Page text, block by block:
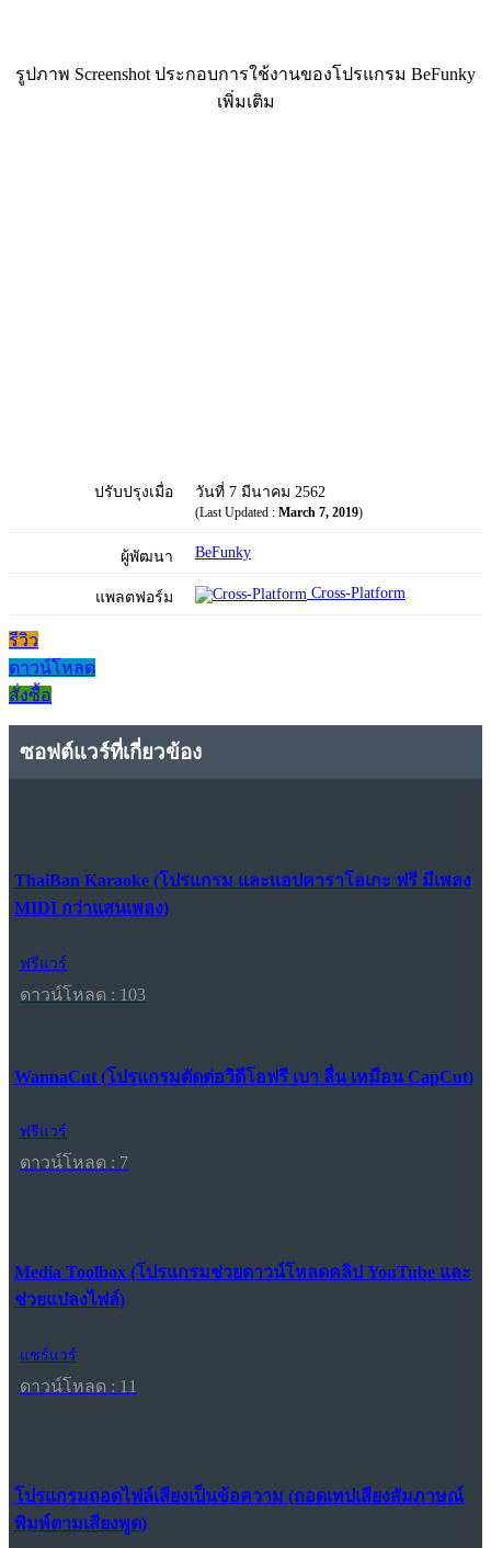
รูปภาพ Screenshot ประกอบการใช้งานของโปรแกรม BeFunky
เพิ่มเติม
ปรับปรุงเมื่อ วันที่ 7 มีนาคม 2562
(Last Updated : March 7, 2019)
ผู้พัฒนา BeFunky
แพลตฟอร์ม Cross-Platform
รีวิว
ดาวน์โหลด
สั่งซื้อ
ซอฟต์แวร์ที่เกี่ยวข้อง
ThaiBan Karaoke (โปรแกรม และแอปคาราโอเกะ ฟรี มีเพลง
MIDI กว่าแสนเพลง)
ฟรีแวร์
ดาวน์โหลด : 103
WannaCut (โปรแกรมตัดต่อวิดีโอฟรี เบา ลื่น เหมือน CapCut)
ฟรีแวร์
ดาวน์โหลด : 7
Media Toolbox (โปรแกรมช่วยดาวน์โหลดคลิป YouTube และ
ช่วยแปลงไฟล์)
แชร์แวร์
ดาวน์โหลด : 11
โปรแกรมถอดไฟล์เสียงเป็นข้อความ (ถอดเทปเสียงสัมภาษณ์
พิมพ์ตามเสียงพูด)